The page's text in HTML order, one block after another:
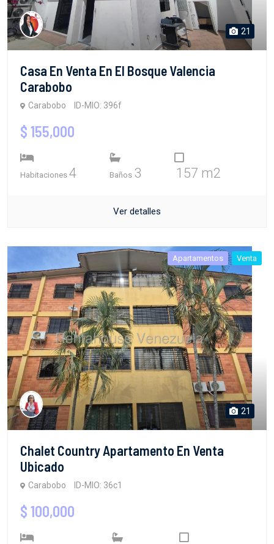
21
Casa En Venta En El Bosque Valencia
Carabobo
Carabobo ID-MIO: 396f
$ 155,000
Habitaciones 4 Baños 3 157 m2
Ver detalles
Apartamentos Venta
21
Chalet Country Apartamento En Venta
Ubicado
Carabobo ID-MIO: 36c1
$ 100,000